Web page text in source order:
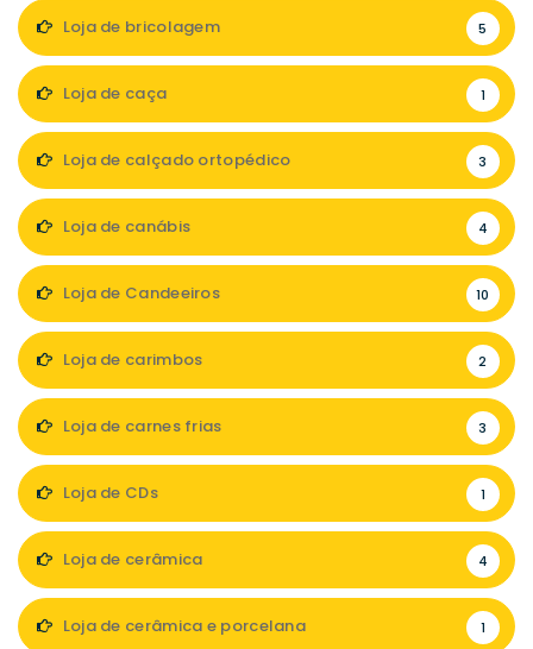
Loja de bricolagem 5
Loja de caça 1
Loja de calçado ortopédico 3
Loja de canábis 4
Loja de Candeeiros 10
Loja de carimbos 2
Loja de carnes frias 3
Loja de CDs 1
Loja de cerâmica 4
Loja de cerâmica e porcelana 1